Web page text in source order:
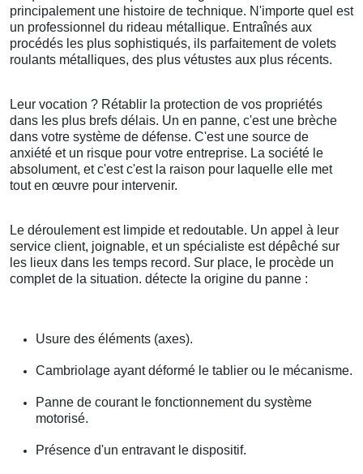
principalement une histoire de technique. N'importe quel est
un professionnel du rideau métallique. Entraînés aux
procédés les plus sophistiqués, ils parfaitement de volets
roulants métalliques, des plus vétustes aux plus récents.
Leur vocation ? Rétablir la protection de vos propriétés
dans les plus brefs délais. Un en panne, c'est une brèche
dans votre système de défense. C'est une source de
anxiété et un risque pour votre entreprise. La société le
absolument, et c'est c'est la raison pour laquelle elle met
tout en œuvre pour intervenir.
Le déroulement est limpide et redoutable. Un appel à leur
service client, joignable, et un spécialiste est dépêché sur
les lieux dans les temps record. Sur place, le procède un
complet de la situation. détecte la origine du panne :
Usure des éléments (axes).
Cambriolage ayant déformé le tablier ou le mécanisme.
Panne de courant le fonctionnement du système
motorisé.
Présence d'un entravant le dispositif.